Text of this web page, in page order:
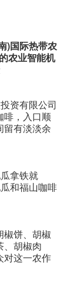
)国际热带农
农业智能机
资有限公司
啡，入口顺
留有淡淡余
拿铁就
和福山咖啡
椒饼、胡椒
、胡椒肉
对这一农作